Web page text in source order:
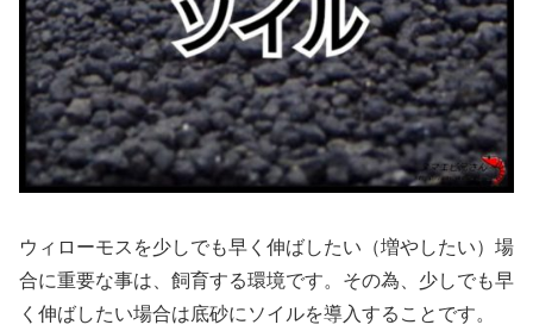
ウィローモスを少しでも早く伸ばしたい（増やしたい）場
合に重要な事は、飼育する環境です。その為、少しでも早
く伸ばしたい場合は底砂にソイルを導入することです。